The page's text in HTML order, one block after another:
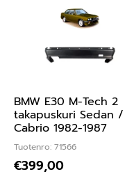
BMW E30 M-Tech 2
takapuskuri Sedan /
Cabrio 1982-1987
Tuotenro: 71566
€399,00